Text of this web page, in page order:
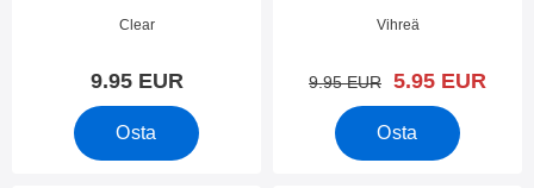
Tuote.nro 41907
Clear
9.95 EUR
Osta
Tuote.nro 42006
Vihreä
vanha hinta
9.95 EUR uusi hinta
5.95 EUR
Osta